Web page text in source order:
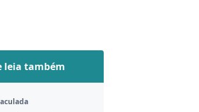
leia também